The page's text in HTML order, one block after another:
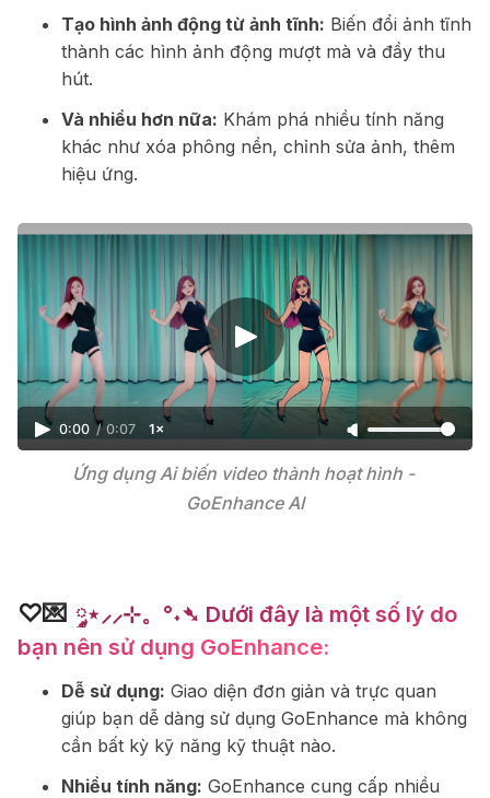
Tạo hình ảnh động từ ảnh tĩnh: Biến đổi ảnh tĩnh
thành các hình ảnh động mượt mà và đầy thu
hút.
Và nhiều hơn nữa: Khám phá nhiều tính năng
khác như xóa phông nền, chỉnh sửa ảnh, thêm
hiệu ứng.
0:00 / 0:07 1×
Ứng dụng Ai biến video thành hoạt hình -
GoEnhance AI
♡💌 ༘⋆⸝⸝⊹。°˖➴ Dưới đây là một số lý do
bạn nên sử dụng GoEnhance:
Dễ sử dụng: Giao diện đơn giản và trực quan
giúp bạn dễ dàng sử dụng GoEnhance mà không
cần bất kỳ kỹ năng kỹ thuật nào.
Nhiều tính năng: GoEnhance cung cấp nhiều